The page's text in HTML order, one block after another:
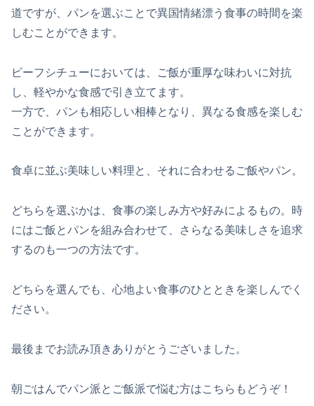
道ですが、パンを選ぶことで異国情緒漂う食事の時間を楽
しむことができます。
ビーフシチューにおいては、ご飯が重厚な味わいに対抗
し、軽やかな食感で引き立てます。
一方で、パンも相応しい相棒となり、異なる食感を楽しむ
ことができます。
食卓に並ぶ美味しい料理と、それに合わせるご飯やパン。
どちらを選ぶかは、食事の楽しみ方や好みによるもの。時
にはご飯とパンを組み合わせて、さらなる美味しさを追求
するのも一つの方法です。
どちらを選んでも、心地よい食事のひとときを楽しんでく
ださい。
最後までお読み頂きありがとうございました。
朝ごはんでパン派とご飯派で悩む方はこちらもどうぞ！